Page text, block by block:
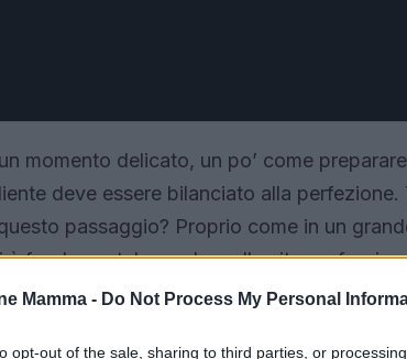
Mamma - Do Not Process My Personal
opt-out of the sale, sharing to third parties, or
momento delicato, un po’ come
deve essere bilanciato alla perfezione.
passaggio? Proprio come in un
fondamentale, anche nella vita
tra lavoro e famiglia è cruciale.
lavoratrici, questo momento è spesso